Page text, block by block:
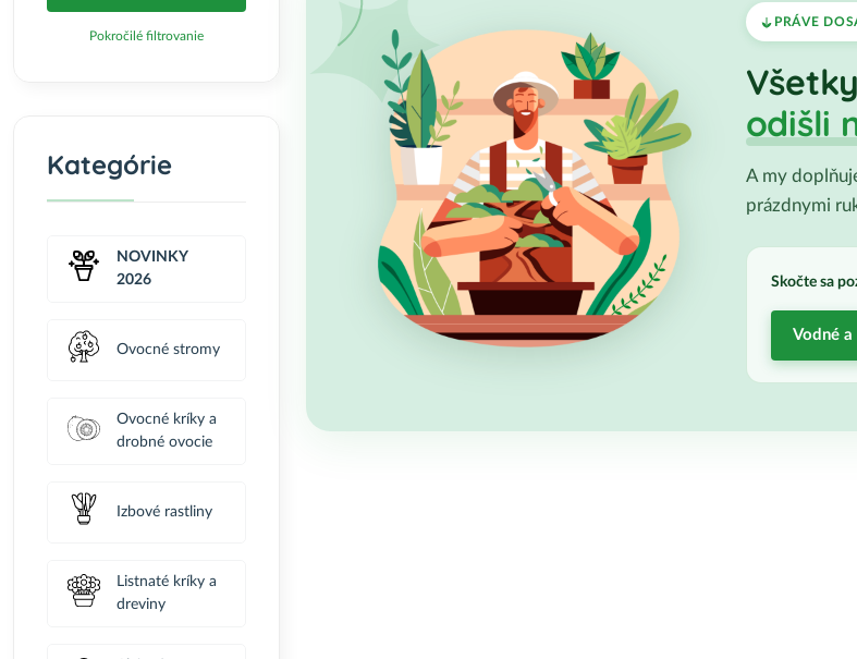
Pokročilé filtrovanie
Kategórie
NOVINKY
2026
Ovocné stromy
Ovocné kríky a
drobné ovocie
Izbové rastliny
Listnaté kríky a
dreviny
PRÁVE
odišli
A my
prázdnymi
Skočte sa
Vodné